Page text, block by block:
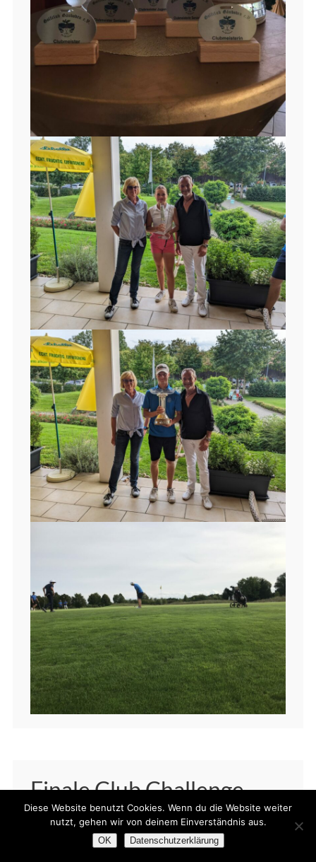
Finale Club Challenge
5. September 2023
am 20.08.2023
Diese Website benutzt Cookies. Wenn du die Website weiter
nutzt, gehen wir von deinem Einverständnis aus.
OK Datenschutzerklärung